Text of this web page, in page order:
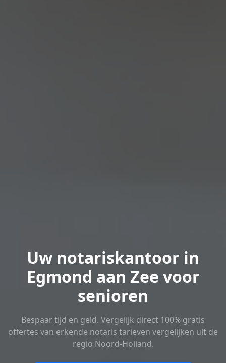
Uw notariskantoor in
Egmond aan Zee voor
senioren
Bespaar tijd en geld. Vergelijk direct 100% gratis
offertes van erkende notaris tarieven vergelijken uit de
regio Noord-Holland.